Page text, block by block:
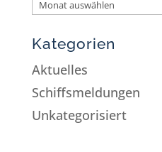
Kategorien
Aktuelles
Schiffsmeldungen
Unkategorisiert